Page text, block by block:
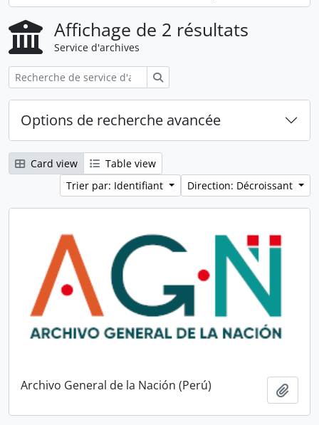
Affichage de 2 résultats
Service d'archives
Options de recherche avancée
Card view
Table view
Trier par: Identifiant
Direction: Décroissant
Archivo General de la Nación (Perú)